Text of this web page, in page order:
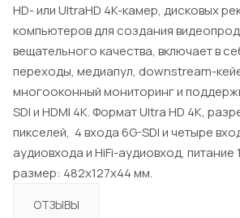
HD- или UltraHD 4K-камер, дисковых
компьютеров для создания
вещательного качества, включает в
переходы, медиапул, downstream-
многооконный мониторинг и
SDI и HDMI 4K. Формат Ultra HD 4K,
пикселей, 4 входа 6G-SDI и четыре
аудиовхода и HiFi-аудиовход, питание
размер: 482х127х44 мм.
ОТЗЫВЫ